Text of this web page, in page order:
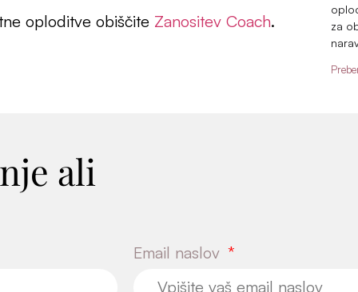
oploditve obiščite Zanositev Coach.
za
ali
Email naslov